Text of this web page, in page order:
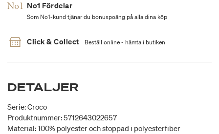
No1 Fördelar
Som No1-kund tjänar du bonuspoäng på alla dina köp
Click & Collect Beställ online - hämta i butiken
DETALJER
Serie: Croco
Produktnummer: 5712643022657
Material: 100% polyester och stoppad i polyesterfiber